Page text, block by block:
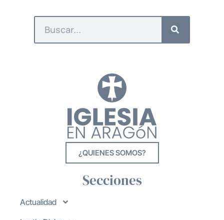
¿QUIENES SOMOS?
Secciones
Actualidad